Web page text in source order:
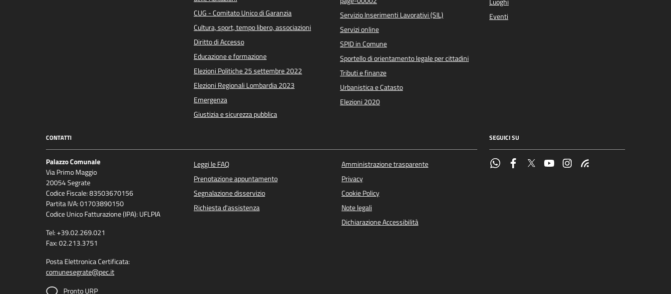
CUG - Comitato Unico di Garanzia
Cultura, sport, tempo libero, associazioni
Diritto di Accesso
Educazione e formazione
Elezioni Politiche 25 settembre 2022
Elezioni Regionali Lombardia 2023
Emergenza
Giustizia e sicurezza pubblica
Servizio Inserimenti Lavorativi (SIL)
Servizi online
SPID in Comune
Sportello di orientamento legale per cittadini
Tributi e finanze
Urbanistica e Catasto
Elezioni 2020
Eventi
CONTATTI
Palazzo Comunale
Via Primo Maggio
20054 Segrate
Codice Fiscale: 83503670156
Partita IVA: 01703890150
Codice Unico Fatturazione (IPA): UFLPIA
Tel: +39.02.269.021
Fax: 02.213.3751
Posta Elettronica Certificata:
comunesegrate@pec.it
Pronto URP
Leggi le FAQ
Prenotazione appuntamento
Segnalazione disservizio
Richiesta d'assistenza
Amministrazione trasparente
Privacy
Cookie Policy
Note legali
Dichiarazione Accessibilità
SEGUICI SU